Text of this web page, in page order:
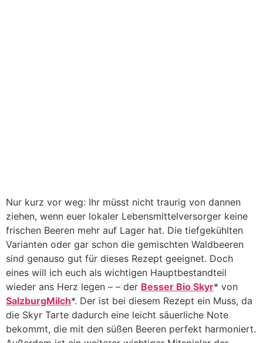
Nur kurz vor weg: Ihr müsst nicht traurig von dannen
ziehen, wenn euer lokaler Lebensmittelversorger keine
frischen Beeren mehr auf Lager hat. Die tiefgekühlten
Varianten oder gar schon die gemischten Waldbeeren
sind genauso gut für dieses Rezept geeignet. Doch
eines will ich euch als wichtigen Hauptbestandteil
wieder ans Herz legen – – der Besser Bio Skyr* von
SalzburgMilch*. Der ist bei diesem Rezept ein Muss, da
die Skyr Tarte dadurch eine leicht säuerliche Note
bekommt, die mit den süßen Beeren perfekt harmoniert.